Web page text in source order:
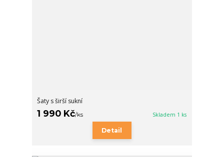
Šaty s širší sukní
1 990 Kč/ks Skladem 1 ks
Detail